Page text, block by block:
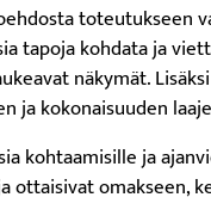
toteutukseen
tapoja kohdata ja
näkymät.
ja kokonaisuuden
kohtaamisille ja
ottaisivat omakseen,